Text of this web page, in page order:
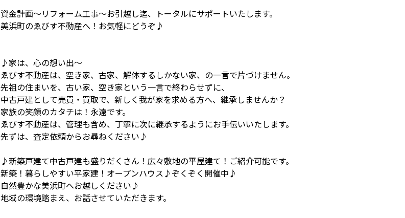
資金計画～リフォーム工事～お引越し迄、トータルにサポートいたします。
美浜町のゑびす不動産へ！お気軽にどうぞ♪
♪家は、心の想い出～
ゑびす不動産は、空き家、古家、解体するしかない家、の一言で片づけません。
先祖の住まいを、古い家、空き家という一言で終わらせずに、
中古戸建として売買・買取で、新しく我が家を求める方へ、継承しませんか？
家族の笑顔のカタチは！永遠です。
ゑびす不動産は、管理も含め、丁寧に次に継承するようにお手伝いいたします。
先ずは、査定依頼からお尋ねください♪
♪新築戸建て中古戸建も盛りだくさん！広々敷地の平屋建て！ご紹介可能です。
新築！暮らしやすい平家建！オープンハウス♪ぞくぞく開催中♪
自然豊かな美浜町へお越しください♪
地域の環境踏まえ、お話させていただきます。